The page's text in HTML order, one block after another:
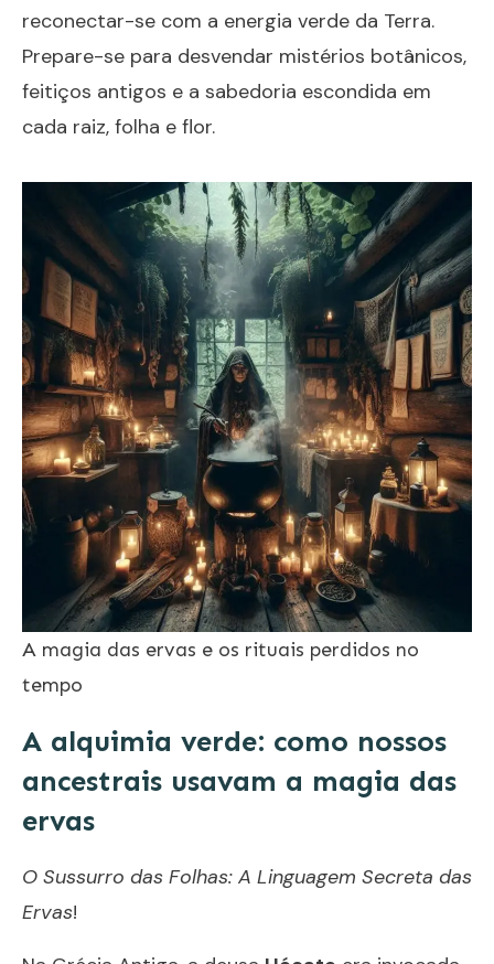
reconectar-se com a energia verde da Terra.
Prepare-se para desvendar mistérios botânicos,
feitiços antigos e a sabedoria escondida em
cada raiz, folha e flor.
A magia das ervas e os rituais perdidos no
tempo
A alquimia verde: como nossos
ancestrais usavam a magia das
ervas
O Sussurro das Folhas: A Linguagem Secreta das
Ervas!